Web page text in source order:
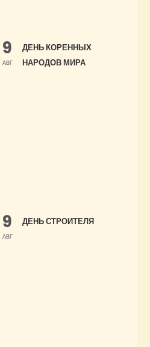
9
АВГ
ДЕНЬ КОРЕННЫХ
НАРОДОВ МИРА
9
АВГ
ДЕНЬ СТРОИТЕЛЯ